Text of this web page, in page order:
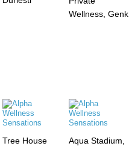
Wellness, Genk
Tree House
Aqua Stadium,